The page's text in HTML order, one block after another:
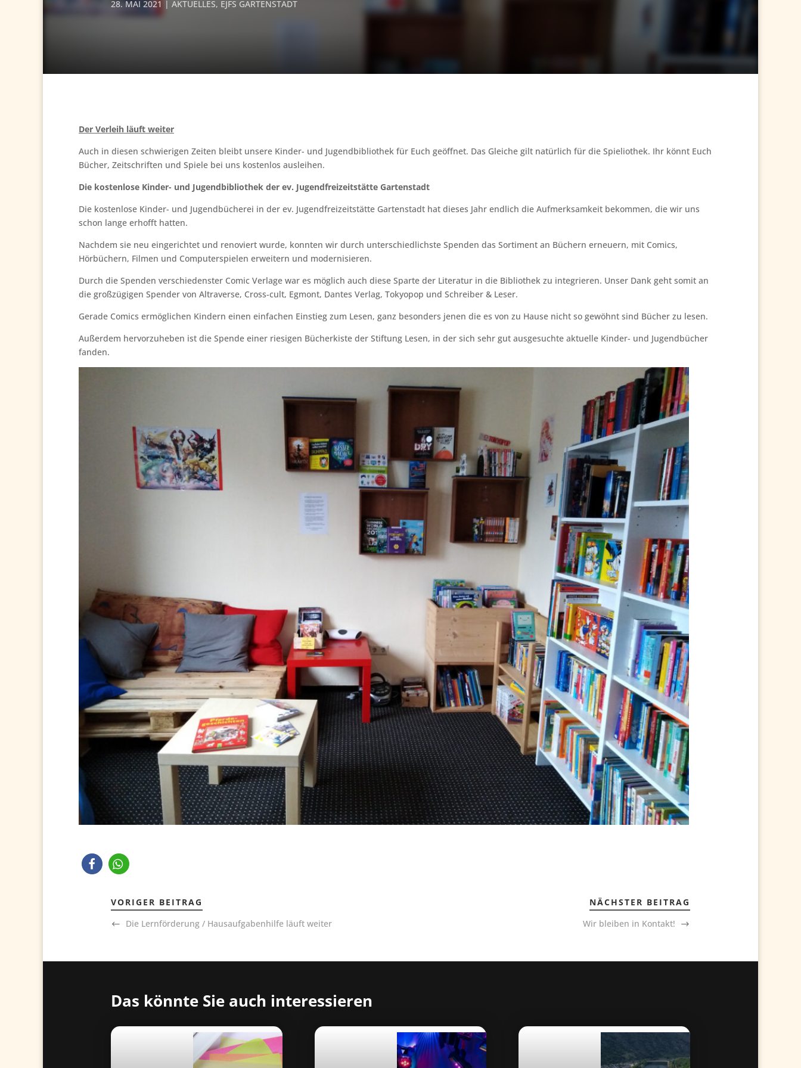
28. MAI 2021 AKTUELLES, EJFS GARTENSTADT
Der Verleih läuft weiter
Auch in diesen schwierigen Zeiten bleibt unsere Kinder- und Jugendbibliothek für Euch geöffnet. Das Gleiche gilt natürlich für die Spieliothek. Ihr könnt Euch
Bücher, Zeitschriften und Spiele bei uns kostenlos ausleihen.
Die kostenlose Kinder- und Jugendbibliothek der ev. Jugendfreizeitstätte Gartenstadt
Die kostenlose Kinder- und Jugendbücherei in der ev. Jugendfreizeitstätte Gartenstadt hat dieses Jahr endlich die Aufmerksamkeit bekommen, die wir uns
schon lange erhofft hatten.
Nachdem sie neu eingerichtet und renoviert wurde, konnten wir durch unterschiedlichste Spenden das Sortiment an Büchern erneuern, mit Comics,
Hörbüchern, Filmen und Computerspielen erweitern und modernisieren.
Durch die Spenden verschiedenster Comic Verlage war es möglich auch diese Sparte der Literatur in die Bibliothek zu integrieren. Unser Dank geht somit an
die großzügigen Spender von Altraverse, Cross-cult, Egmont, Dantes Verlag, Tokyopop und Schreiber & Leser.
Gerade Comics ermöglichen Kindern einen einfachen Einstieg zum Lesen, ganz besonders jenen die es von zu Hause nicht so gewöhnt sind Bücher zu lesen.
Außerdem hervorzuheben ist die Spende einer riesigen Bücherkiste der Stiftung Lesen, in der sich sehr gut ausgesuchte aktuelle Kinder- und Jugendbücher
fanden.
VORIGER BEITRAG
Die Lernförderung / Hausaufgabenhilfe läuft weiter
NÄCHSTER BEITRAG
Wir bleiben in Kontakt!
Das könnte Sie auch interessieren